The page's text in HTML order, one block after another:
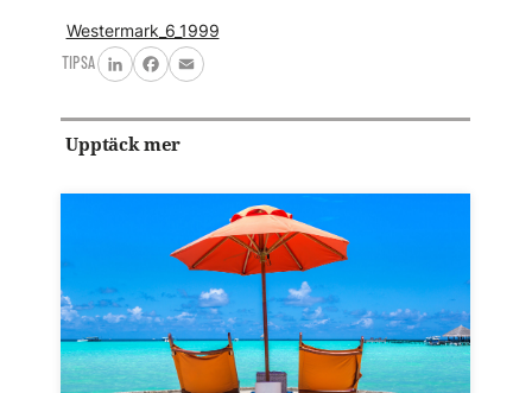
Westermark_6_1999
TIPSA
LinkedInFacebook
Email
Upptäck mer